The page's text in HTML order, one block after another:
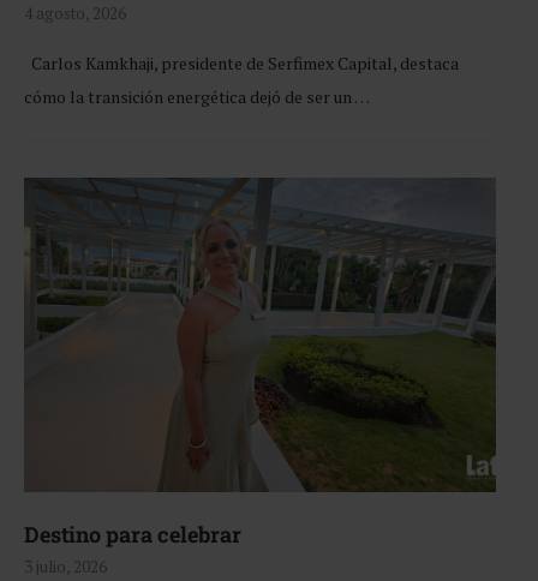
4 agosto, 2026
Carlos Kamkhaji, presidente de Serfimex Capital, destaca
cómo la transición energética dejó de ser un …
Destino para celebrar
3 julio, 2026